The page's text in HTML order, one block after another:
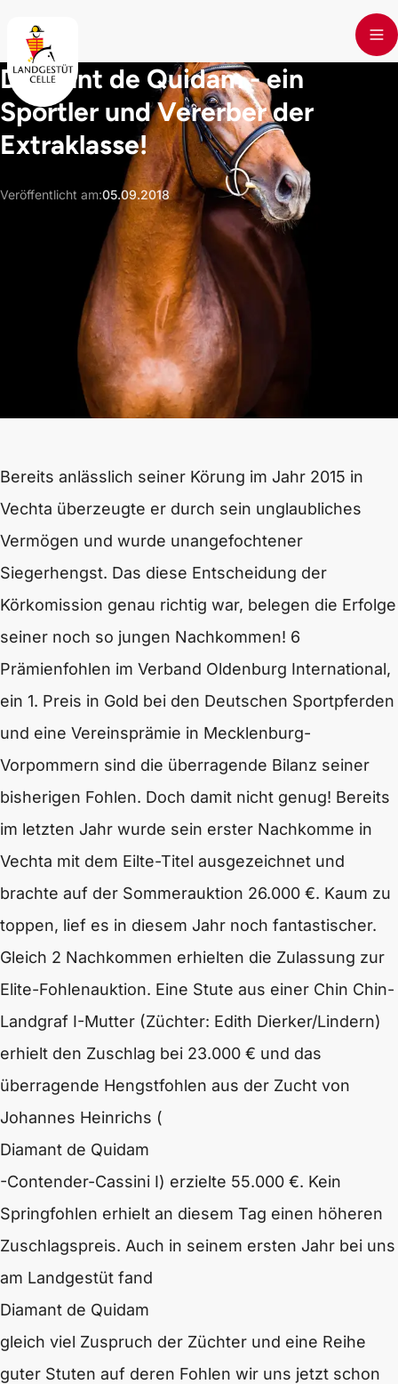
Diamant de Quidam - ein
Sportler und Vererber der
Extraklasse!
Veröffentlicht am:05.09.2018
Bereits anlässlich seiner Körung im Jahr 2015 in
Vechta überzeugte er durch sein unglaubliches
Vermögen und wurde unangefochtener
Siegerhengst. Das diese Entscheidung der
Körkomission genau richtig war, belegen die Erfolge
seiner noch so jungen Nachkommen! 6
Prämienfohlen im Verband Oldenburg International,
ein 1. Preis in Gold bei den Deutschen Sportpferden
und eine Vereinsprämie in Mecklenburg-
Vorpommern sind die überragende Bilanz seiner
bisherigen Fohlen. Doch damit nicht genug! Bereits
im letzten Jahr wurde sein erster Nachkomme in
Vechta mit dem Eilte-Titel ausgezeichnet und
brachte auf der Sommerauktion 26.000 €. Kaum zu
toppen, lief es in diesem Jahr noch fantastischer.
Gleich 2 Nachkommen erhielten die Zulassung zur
Elite-Fohlenauktion. Eine Stute aus einer Chin Chin-
Landgraf I-Mutter (Züchter: Edith Dierker/Lindern)
erhielt den Zuschlag bei 23.000 € und das
überragende Hengstfohlen aus der Zucht von
Johannes Heinrichs (
Diamant de Quidam
-Contender-Cassini I) erzielte 55.000 €. Kein
Springfohlen erhielt an diesem Tag einen höheren
Zuschlagspreis. Auch in seinem ersten Jahr bei uns
am Landgestüt fand
Diamant de Quidam
gleich viel Zuspruch der Züchter und eine Reihe
guter Stuten auf deren Fohlen wir uns jetzt schon